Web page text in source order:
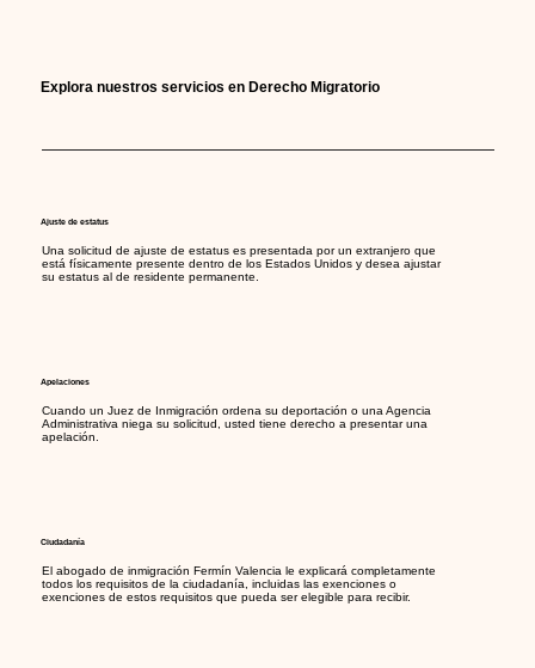
Explora nuestros servicios en Derecho Migratorio
Una solicitud de ajuste de estatus es presentada por un extranjero que
está físicamente presente dentro de los Estados Unidos y desea ajustar
su estatus al de residente permanente.
Ajuste de estatus
Cuando un Juez de Inmigración ordena su deportación o una Agencia
Administrativa niega su solicitud, usted tiene derecho a presentar una
apelación.
Apelaciones
El abogado de inmigración Fermín Valencia le explicará completamente
todos los requisitos de la ciudadanía, incluidas las exenciones o
exenciones de estos requisitos que pueda ser elegible para recibir.
Ciudadanía